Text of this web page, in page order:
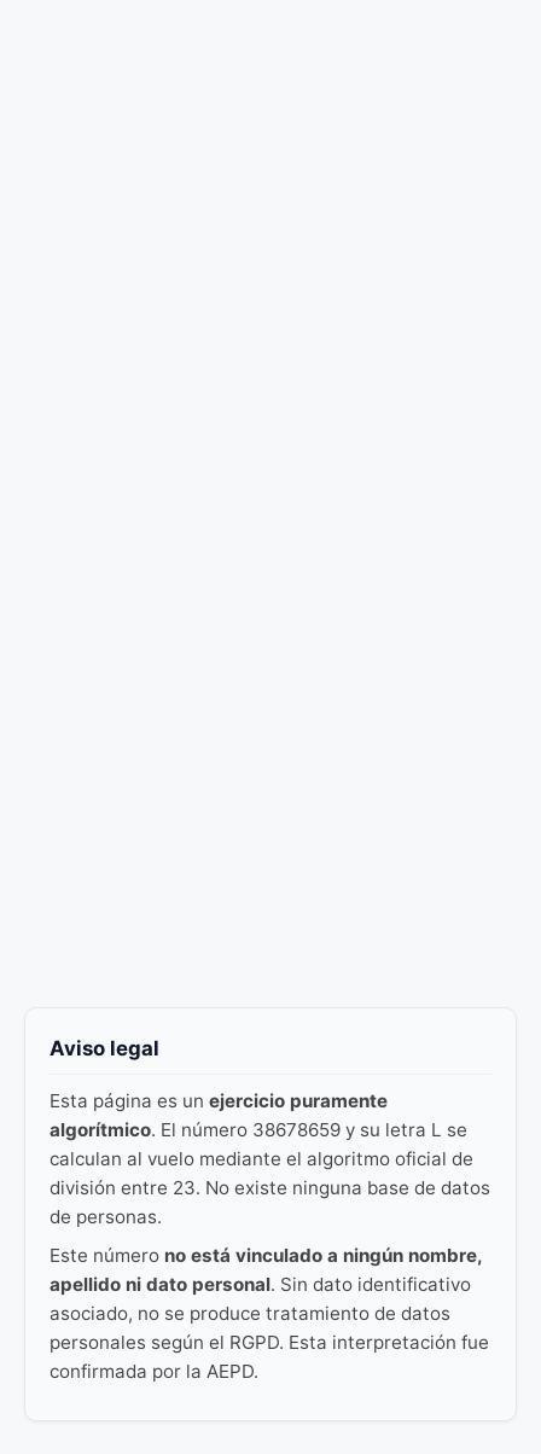
Aviso legal
Esta página es un ejercicio puramente
algorítmico. El número 38678659 y su letra L se
calculan al vuelo mediante el algoritmo oficial de
división entre 23. No existe ninguna base de datos
de personas.
Este número no está vinculado a ningún nombre,
apellido ni dato personal. Sin dato identificativo
asociado, no se produce tratamiento de datos
personales según el RGPD. Esta interpretación fue
confirmada por la AEPD.